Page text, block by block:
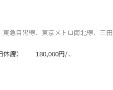
東急目黒線、東京メトロ南北線、三田
休廊） 180,000円/...